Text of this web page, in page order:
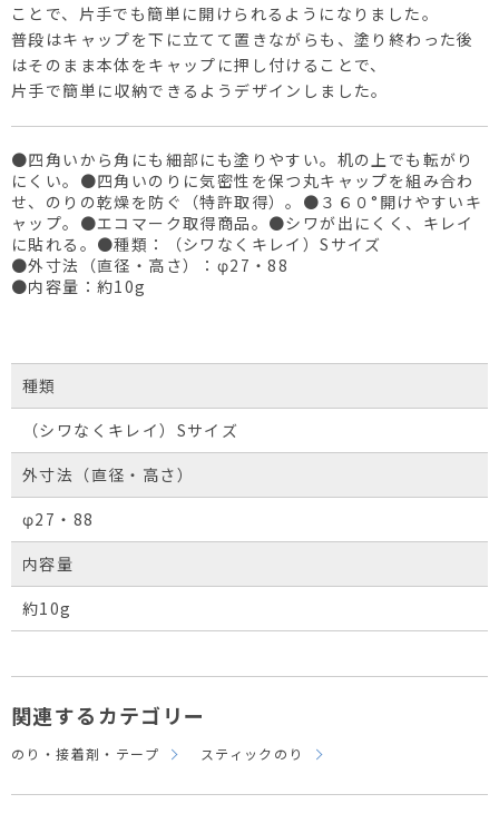
ことで、片手でも簡単に開けられるようになりました。
普段はキャップを下に立てて置きながらも、塗り終わった後
はそのまま本体をキャップに押し付けることで、
片手で簡単に収納できるようデザインしました。
●四角いから角にも細部にも塗りやすい。机の上でも転がり
にくい。●四角いのりに気密性を保つ丸キャップを組み合わ
せ、のりの乾燥を防ぐ（特許取得）。●３６０°開けやすいキ
ャップ。●エコマーク取得商品。●シワが出にくく、キレイ
に貼れる。●種類：（シワなくキレイ）Sサイズ
●外寸法（直径・高さ）：φ27・88
●内容量：約10g
種類
（シワなくキレイ）Sサイズ
外寸法（直径・高さ）
φ27・88
内容量
約10g
関連するカテゴリー
のり・接着剤・テープ スティックのり